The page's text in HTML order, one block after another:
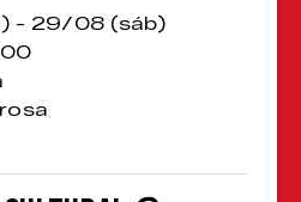
- 29/08 (sáb)